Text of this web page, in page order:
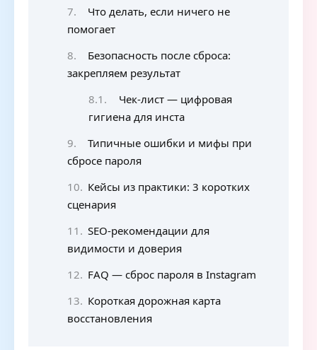
Что делать, если ничего не
помогает
Безопасность после сброса:
закрепляем результат
Чек-лист — цифровая
гигиена для инста
Типичные ошибки и мифы при
сбросе пароля
Кейсы из практики: 3 коротких
сценария
SEO-рекомендации для
видимости и доверия
FAQ — сброс пароля в Instagram
Короткая дорожная карта
восстановления